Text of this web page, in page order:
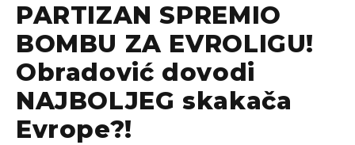
PARTIZAN SPREMIO
BOMBU ZA EVROLIGU!
Obradović dovodi
NAJBOLJEG skakača
Evrope?!